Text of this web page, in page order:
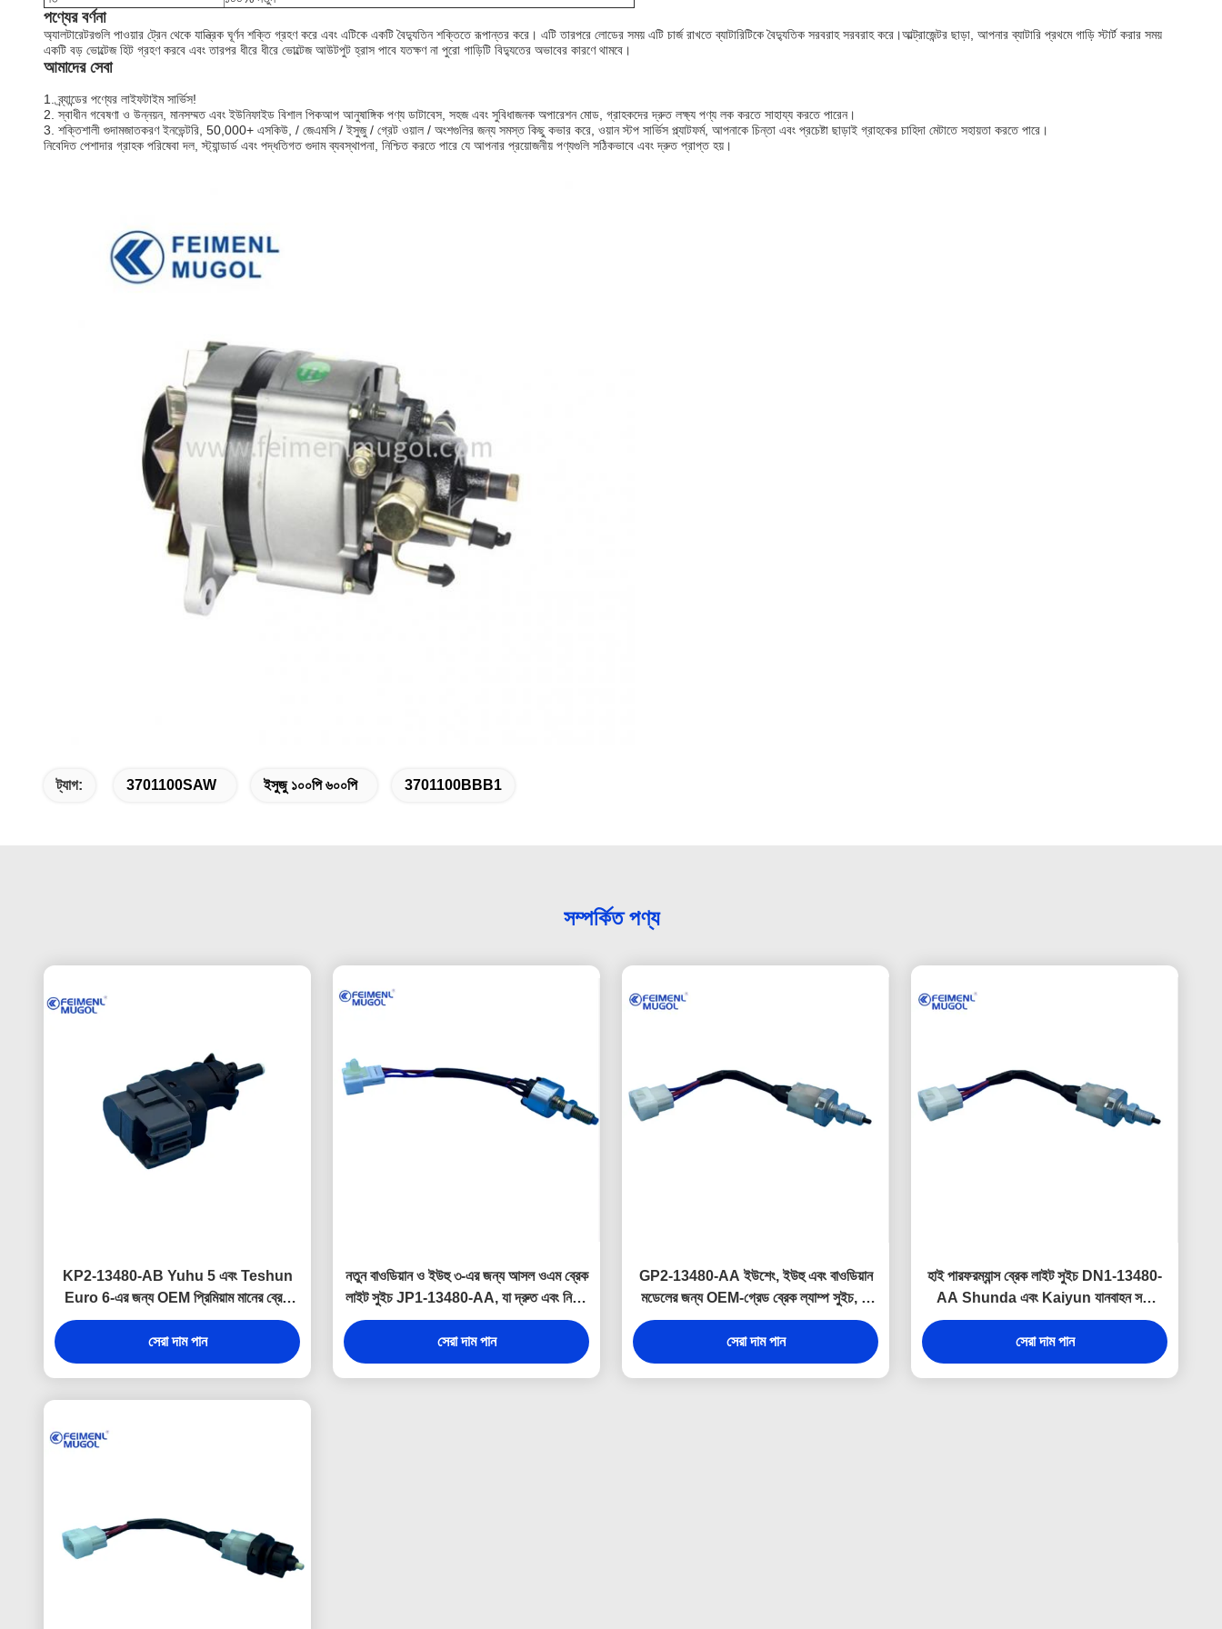
পণ্যের বর্ণনা
অ্যালটারেটরগুলি পাওয়ার ট্রেন থেকে যান্ত্রিক ঘূর্ণন শক্তি গ্রহণ করে এবং এটিকে একটি বৈদ্যুতিন শক্তিতে রূপান্তর করে। এটি তারপরে লোডের সময় এটি চার্জ রাখতে ব্যাটারিটিকে বৈদ্যুতিক সরবরাহ সরবরাহ করে।আল্ট্রাজেন্টর ছাড়া, আপনার ব্যাটারি প্রথমে গাড়ি স্টার্ট করার সময়
একটি বড় ভোল্টেজ হিট গ্রহণ করবে এবং তারপর ধীরে ধীরে ভোল্টেজ আউটপুট হ্রাস পাবে যতক্ষণ না পুরো গাড়িটি বিদ্যুতের অভাবের কারণে থামবে।
আমাদের সেবা
1. ব্র্যান্ডের পণ্যের লাইফটাইম সার্ভিস!
2. স্বাধীন গবেষণা ও উন্নয়ন, মানসম্মত এবং ইউনিফাইড বিশাল পিকআপ আনুষাঙ্গিক পণ্য ডাটাবেস, সহজ এবং সুবিধাজনক অপারেশন মোড, গ্রাহকদের দ্রুত লক্ষ্য পণ্য লক করতে সাহায্য করতে পারেন।
3. শক্তিশালী গুদামজাতকরণ ইনভেন্টরি, 50,000+ এসকিউ, / জেএমসি / ইসুজু / গ্রেট ওয়াল / অংশগুলির জন্য সমস্ত কিছু কভার করে, ওয়ান স্টপ সার্ভিস প্ল্যাটফর্ম, আপনাকে চিন্তা এবং প্রচেষ্টা ছাড়াই গ্রাহকের চাহিদা মেটাতে সহায়তা করতে পারে।
নিবেদিত পেশাদার গ্রাহক পরিষেবা দল, স্ট্যান্ডার্ড এবং পদ্ধতিগত গুদাম ব্যবস্থাপনা, নিশ্চিত করতে পারে যে আপনার প্রয়োজনীয় পণ্যগুলি সঠিকভাবে এবং দ্রুত প্রাপ্ত হয়।
ট্যাগ: 3701100SAW ইসুজু ১০০পি ৬০০পি 3701100BBB1
সম্পর্কিত পণ্য
KP2-13480-AB Yuhu 5 এবং Teshun
Euro 6-এর জন্য OEM প্রিমিয়াম মানের ব্রেক
লাইট সুইচ প্রতিস্থাপন, যা নিখুঁতভাবে ফিট করার
গ্যারান্টি দিতে কারখানার স্পেসিফিকেশন অনুযায়ী তৈরি
করা হয়েছে।
সেরা দাম পান
নতুন বাওডিয়ান ও ইউহু ৩-এর জন্য আসল ওএম ব্রেক
লাইট সুইচ JP1-13480-AA, যা দ্রুত এবং নির্ভুল
ব্রেক লাইট সক্রিয়করণের জন্য তৈরি করা হয়েছে।
সেরা দাম পান
GP2-13480-AA ইউশেং, ইউহু এবং বাওডিয়ান
মডেলের জন্য OEM-গ্রেড ব্রেক ল্যাম্প সুইচ, যা
মসৃণ কার্যকারিতা এবং পরিধানের বিরুদ্ধে শক্তিশালী
প্রতিরোধের জন্য উচ্চ-মানের অভ্যন্তরীণ উপাদান
দিয়ে তৈরি।
সেরা দাম পান
হাই পারফরম্যান্স ব্রেক লাইট সুইচ DN1-13480-
AA Shunda এবং Kaiyun যানবাহন সঙ্গে
সামঞ্জস্যপূর্ণ, নির্ভরযোগ্য ব্রেক সংকেত সক্রিয়করণ
সেরা দাম পান